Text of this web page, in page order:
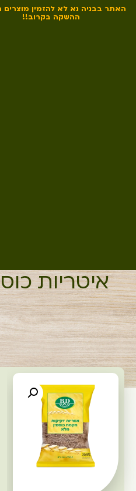
האתר בבניה נא לא להזמין מוצרים
ההשקה בקרוב!!
איטריות